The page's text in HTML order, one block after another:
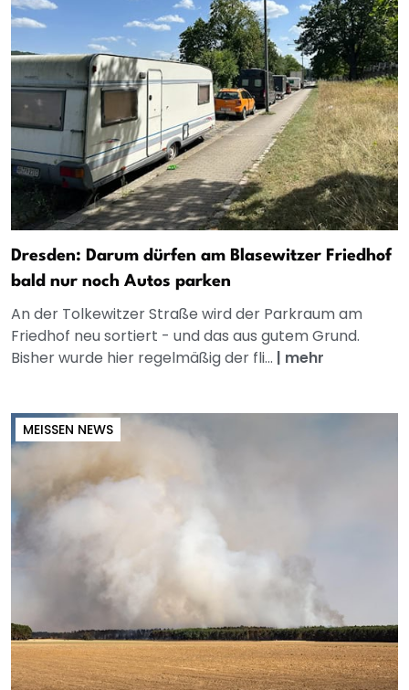
Dresden: Darum dürfen am Blasewitzer Friedhof
bald nur noch Autos parken
An der Tolkewitzer Straße wird der Parkraum am
Friedhof neu sortiert - und das aus gutem Grund.
Bisher wurde hier regelmäßig der fli... | mehr
MEISSEN NEWS